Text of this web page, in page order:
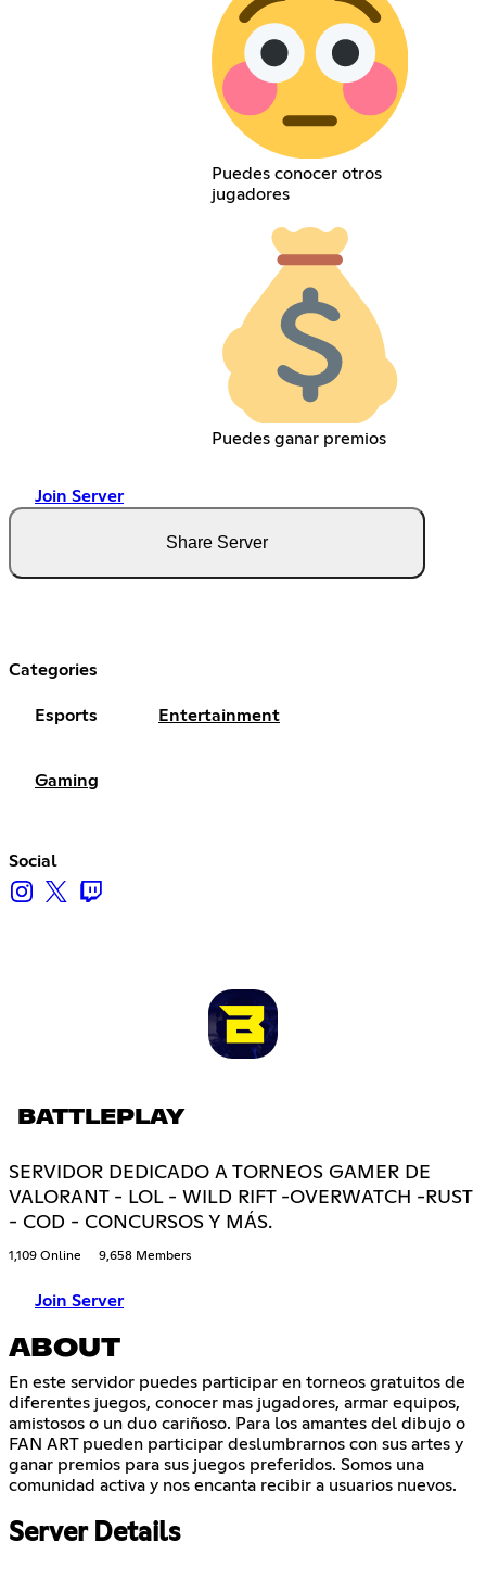
Puedes conocer otros
jugadores
Puedes ganar premios
Join Server
Share Server
Categories
Esports Entertainment
Gaming
Social
BATTLEPLAY
SERVIDOR DEDICADO A TORNEOS GAMER DE
VALORANT - LOL - WILD RIFT -OVERWATCH -RUST
- COD - CONCURSOS Y MÁS.
1,109 Online 9,658 Members
Join Server
ABOUT
En este servidor puedes participar en torneos gratuitos de
diferentes juegos, conocer mas jugadores, armar equipos,
amistosos o un duo cariñoso. Para los amantes del dibujo o
FAN ART pueden participar deslumbrarnos con sus artes y
ganar premios para sus juegos preferidos. Somos una
comunidad activa y nos encanta recibir a usuarios nuevos.
Server Details